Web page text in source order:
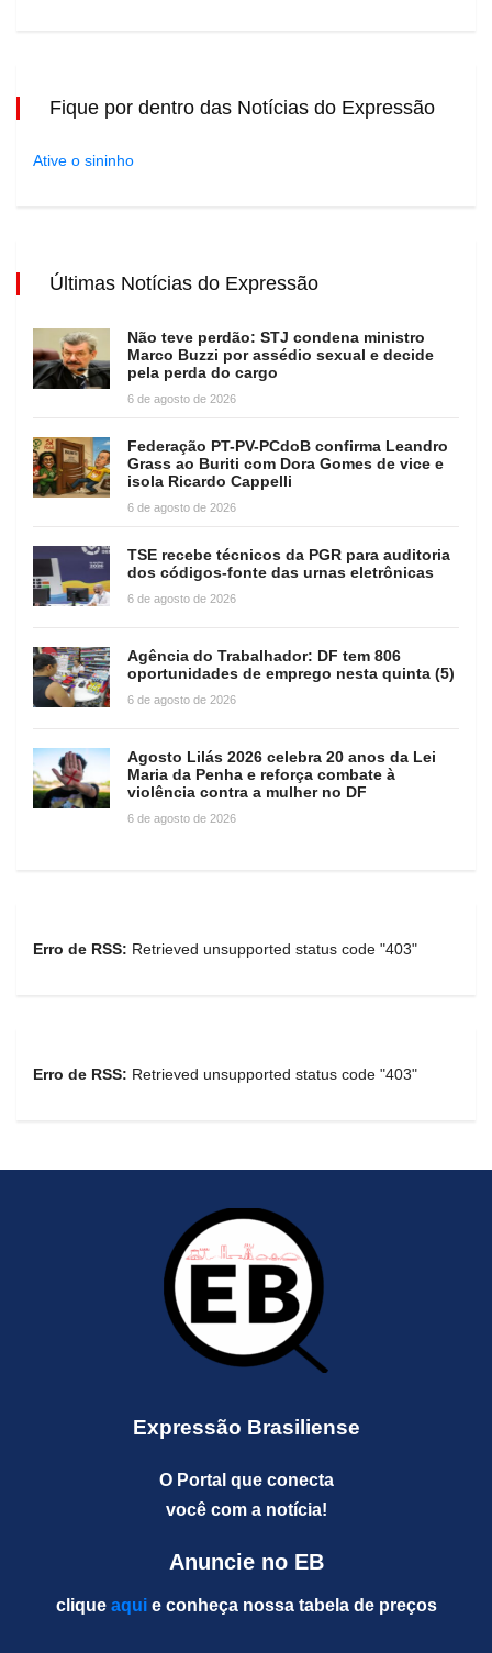
Fique por dentro das Notícias do Expressão
Ative o sininho
Últimas Notícias do Expressão
Não teve perdão: STJ condena ministro
Marco Buzzi por assédio sexual e decide
pela perda do cargo
6 de agosto de 2026
Federação PT-PV-PCdoB confirma Leandro
Grass ao Buriti com Dora Gomes de vice e
isola Ricardo Cappelli
6 de agosto de 2026
TSE recebe técnicos da PGR para auditoria
dos códigos-fonte das urnas eletrônicas
6 de agosto de 2026
Agência do Trabalhador: DF tem 806
oportunidades de emprego nesta quinta (5)
6 de agosto de 2026
Agosto Lilás 2026 celebra 20 anos da Lei
Maria da Penha e reforça combate à
violência contra a mulher no DF
6 de agosto de 2026
Erro de RSS: Retrieved unsupported status code "403"
Erro de RSS: Retrieved unsupported status code "403"
Expressão Brasiliense
O Portal que conecta
você com a notícia!
Anuncie no EB
clique aquie conheça nossa tabela de preços